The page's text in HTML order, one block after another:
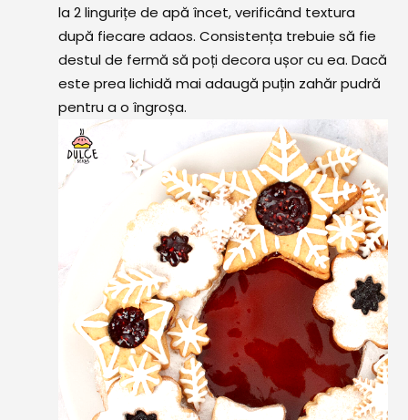
la 2 lingurițe de apă încet, verificând textura
după fiecare adaos. Consistența trebuie să fie
destul de fermă să poți decora ușor cu ea. Dacă
este prea lichidă mai adaugă puțin zahăr pudră
pentru a o îngroșa.